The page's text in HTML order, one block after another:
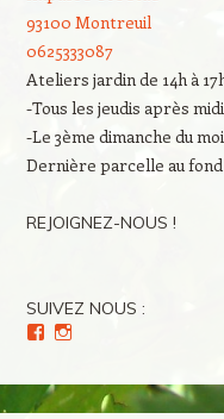
93100 Montreuil
0625333087
Ateliers jardin de 14h à
-Tous les jeudis après midi
-Le 3ème dimanche du
Dernière parcelle au
REJOIGNEZ-NOUS !
SUIVEZ NOUS :
Voir
de
Culture(s)
Voir
de
Cultures_en_herbes